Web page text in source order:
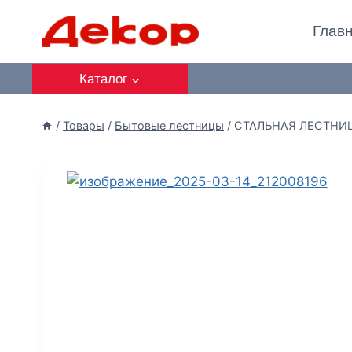
Каталог
/ Товары / Бытовые лестницы / СТАЛЬНАЯ